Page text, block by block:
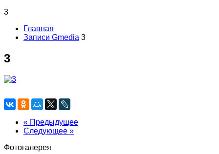
3
Главная
Записи Gmedia 3
3
« Предыдущее
Следующее »
Фотогалерея